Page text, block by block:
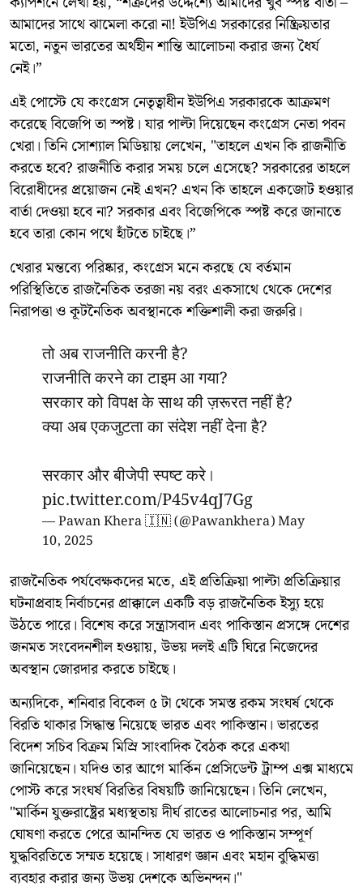
আমাদের সাথে ঝামেলা করো না! ইউপিএ সরকারের নিষ্ক্রিয়তার
মতো, নতুন ভারতের অর্থহীন শান্তি আলোচনা করার জন্য ধৈর্য
নেই।”
এই পোস্টে যে কংগ্রেস নেতৃত্বাধীন ইউপিএ সরকারকে আক্রমণ
করেছে বিজেপি তা স্পষ্ট। যার পাল্টা দিয়েছেন কংগ্রেস নেতা পবন
খেরা। তিনি সোশ্যাল মিডিয়ায় লেখেন, "তাহলে এখন কি রাজনীতি
করতে হবে? রাজনীতি করার সময় চলে এসেছে? সরকারের তাহলে
বিরোধীদের প্রয়োজন নেই এখন? এখন কি তাহলে একজোট হওয়ার
বার্তা দেওয়া হবে না? সরকার এবং বিজেপিকে স্পষ্ট করে জানাতে
হবে তারা কোন পথে হাঁটতে চাইছে।”
খেরার মন্তব্যে পরিষ্কার, কংগ্রেস মনে করছে যে বর্তমান
পরিস্থিতিতে রাজনৈতিক তরজা নয় বরং একসাথে থেকে দেশের
নিরাপত্তা ও কূটনৈতিক অবস্থানকে শক্তিশালী করা জরুরি।
तो अब राजनीति करनी है?
राजनीति करने का टाइम आ गया?
सरकार को विपक्ष के साथ की ज़रूरत नहीं है?
क्या अब एकजुटता का संदेश नहीं देना है?
सरकार और बीजेपी स्पष्ट करे।
pic.twitter.com/P45v4qJ7Gg
— Pawan Khera 🇮🇳 (@Pawankhera)May
10, 2025
রাজনৈতিক পর্যবেক্ষকদের মতে, এই প্রতিক্রিয়া পাল্টা প্রতিক্রিয়ার
ঘটনাপ্রবাহ নির্বাচনের প্রাক্কালে একটি বড় রাজনৈতিক ইস্যু হয়ে
উঠতে পারে। বিশেষ করে সন্ত্রাসবাদ এবং পাকিস্তান প্রসঙ্গে দেশের
জনমত সংবেদনশীল হওয়ায়, উভয় দলই এটি ঘিরে নিজেদের
অবস্থান জোরদার করতে চাইছে।
অন্যদিকে, শনিবার বিকেল ৫ টা থেকে সমস্ত রকম সংঘর্ষ থেকে
বিরতি থাকার সিদ্ধান্ত নিয়েছে ভারত এবং পাকিস্তান। ভারতের
বিদেশ সচিব বিক্রম মিস্রি সাংবাদিক বৈঠক করে একথা
জানিয়েছেন। যদিও তার আগে মার্কিন প্রেসিডেন্ট ট্রাম্প এক্স মাধ্যমে
পোস্ট করে সংঘর্ষ বিরতির বিষয়টি জানিয়েছেন। তিনি লেখেন,
"মার্কিন যুক্তরাষ্ট্রের মধ্যস্থতায় দীর্ঘ রাতের আলোচনার পর, আমি
ঘোষণা করতে পেরে আনন্দিত যে ভারত ও পাকিস্তান সম্পূর্ণ
যুদ্ধবিরতিতে সম্মত হয়েছে। সাধারণ জ্ঞান এবং মহান বুদ্ধিমত্তা
ব্যবহার করার জন্য উভয় দেশকে অভিনন্দন।"